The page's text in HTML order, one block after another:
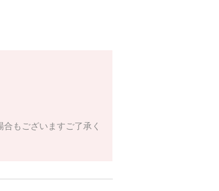
もございますご了承く